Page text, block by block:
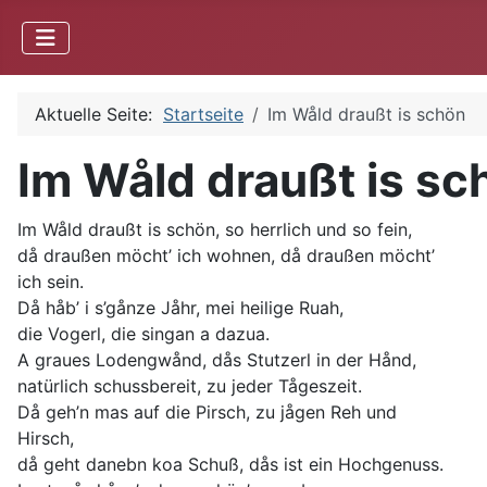
Aktuelle Seite: Startseite Im Wåld draußt is schön
Im Wåld draußt is
Im Wåld draußt is schön, so herrlich und so fein,
då draußen möcht’ ich wohnen, då draußen möcht’
ich sein.
Då håb’ i s’gånze Jåhr, mei heilige Ruah,
die Vogerl, die singan a dazua.
A graues Lodengwånd, dås Stutzerl in der Hånd,
natürlich schussbereit, zu jeder Tågeszeit.
Då geh’n mas auf die Pirsch, zu jågen Reh und
Hirsch,
då geht danebn koa Schuß, dås ist ein Hochgenuss.